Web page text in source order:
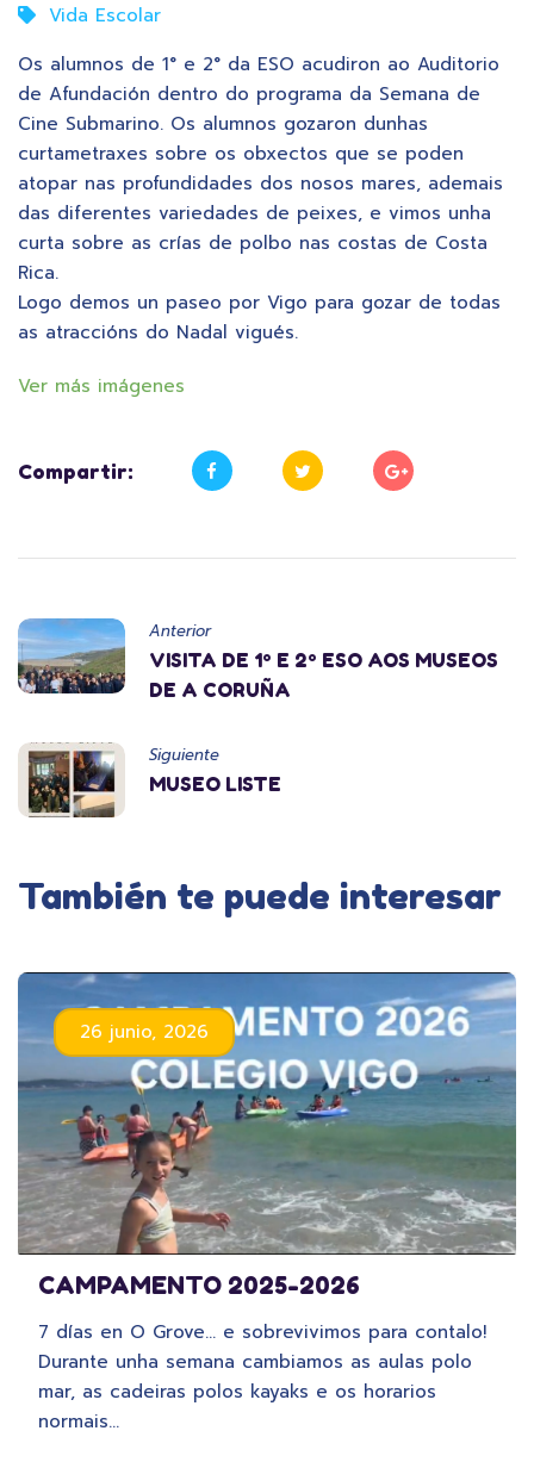
Vida Escolar
Os alumnos de 1° e 2° da ESO acudiron ao Auditorio
de Afundación dentro do programa da Semana de
Cine Submarino. Os alumnos gozaron dunhas
curtametraxes sobre os obxectos que se poden
atopar nas profundidades dos nosos mares, ademais
das diferentes variedades de peixes, e vimos unha
curta sobre as crías de polbo nas costas de Costa
Rica.
Logo demos un paseo por Vigo para gozar de todas
as atraccións do Nadal vigués.
Ver más imágenes
Compartir:
Anterior
VISITA DE 1º E 2º ESO AOS MUSEOS
DE A CORUÑA
Siguiente
MUSEO LISTE
También te puede interesar
26 junio, 2026
CAMPAMENTO 2025-2026
7 días en O Grove… e sobrevivimos para contalo!
Durante unha semana cambiamos as aulas polo
mar, as cadeiras polos kayaks e os horarios
normais…